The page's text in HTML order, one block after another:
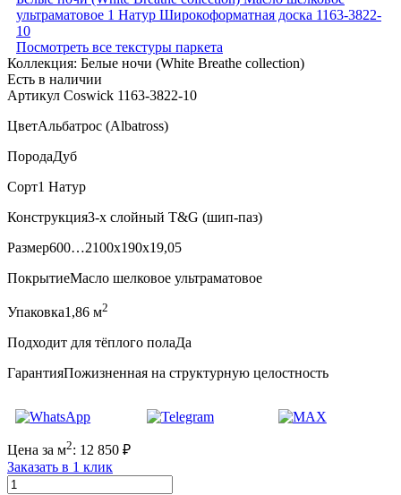
Посмотреть все текстуры паркета
Коллекция: Белые ночи (White Breathe collection)
Есть в наличии
Артикул Coswick 1163-3822-10
ЦветАльбатрос (Albatross)
ПородаДуб
Сорт1 Натур
Конструкция3-х слойный T&G (шип-паз)
Размер600…2100x190x19,05
ПокрытиеМасло шелковое ультраматовое
Упаковка1,86 м2
Подходит для тёплого полаДа
ГарантияПожизненная на структурную целостность
Цена за м2: 12 850 ₽
Заказать в 1 клик
Количество